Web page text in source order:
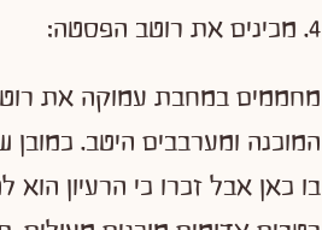
4. מכינים את רוטב הפסטה:
מחממים במחבת עמוקה את
המוכנה ומערבבים היטב.
בו כאן אבל זכרו כי הרעיון